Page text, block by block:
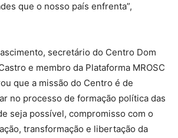
que o nosso país enfrenta”,
secretário do Centro Dom
e membro da Plataforma MROSC
que a missão do Centro é de
no processo de formação política das
seja possível, compromisso com o
transformação e libertação da